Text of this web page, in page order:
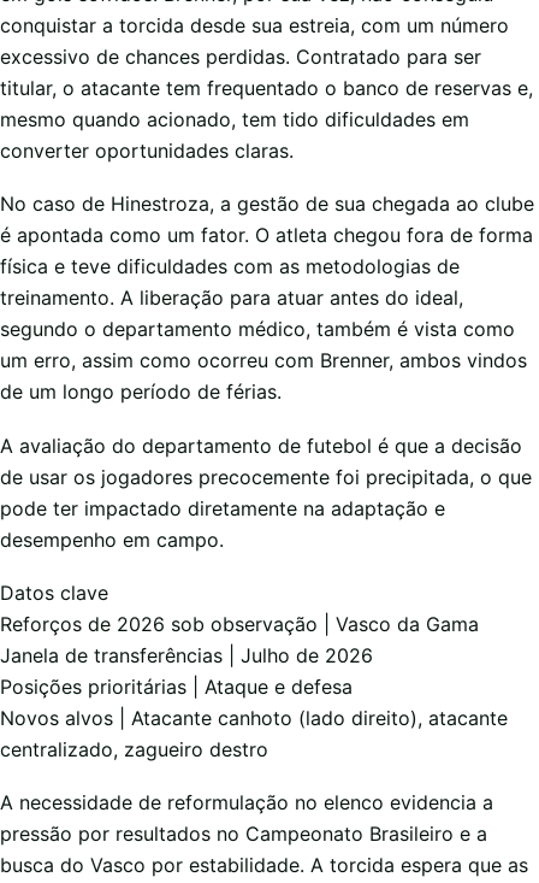
conquistar a torcida desde sua estreia, com um número
excessivo de chances perdidas. Contratado para ser
titular, o atacante tem frequentado o banco de reservas e,
mesmo quando acionado, tem tido dificuldades em
converter oportunidades claras.
No caso de Hinestroza, a gestão de sua chegada ao clube
é apontada como um fator. O atleta chegou fora de forma
física e teve dificuldades com as metodologias de
treinamento. A liberação para atuar antes do ideal,
segundo o departamento médico, também é vista como
um erro, assim como ocorreu com Brenner, ambos vindos
de um longo período de férias.
A avaliação do departamento de futebol é que a decisão
de usar os jogadores precocemente foi precipitada, o que
pode ter impactado diretamente na adaptação e
desempenho em campo.
Datos clave
Reforços de 2026 sob observação | Vasco da Gama
Janela de transferências | Julho de 2026
Posições prioritárias | Ataque e defesa
Novos alvos | Atacante canhoto (lado direito), atacante
centralizado, zagueiro destro
A necessidade de reformulação no elenco evidencia a
pressão por resultados no Campeonato Brasileiro e a
busca do Vasco por estabilidade. A torcida espera que as